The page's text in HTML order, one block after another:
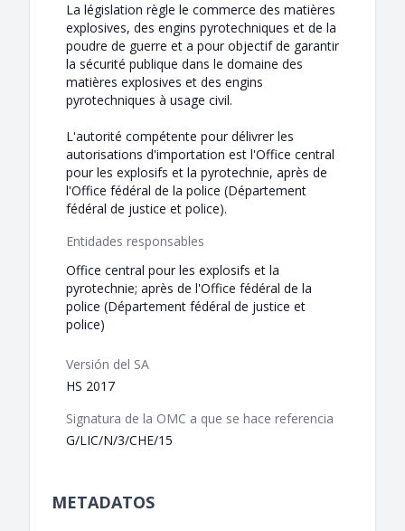
La législation règle le commerce des matières
explosives, des engins pyrotechniques et de la
poudre de guerre et a pour objectif de garantir
la sécurité publique dans le domaine des
matières explosives et des engins
pyrotechniques à usage civil.
L'autorité compétente pour délivrer les
autorisations d'importation est l'Office central
pour les explosifs et la pyrotechnie, après de
l'Office fédéral de la police (Département
fédéral de justice et police).
Entidades responsables
Office central pour les explosifs et la
pyrotechnie; après de l'Office fédéral de la
police (Département fédéral de justice et
police)
Versión del SA
HS 2017
Signatura de la OMC a que se hace referencia
G/LIC/N/3/CHE/15
METADATOS